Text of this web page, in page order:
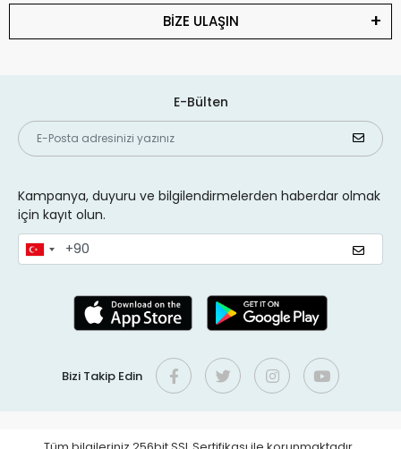
BİZE ULAŞIN
E-Bülten
Kampanya, duyuru ve bilgilendirmelerden haberdar olmak
için kayıt olun.
Bizi Takip Edin